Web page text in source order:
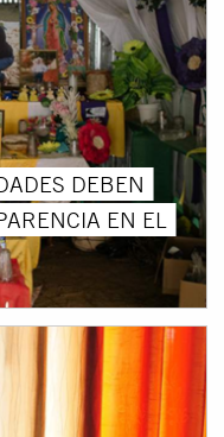
DEBEN
EN EL